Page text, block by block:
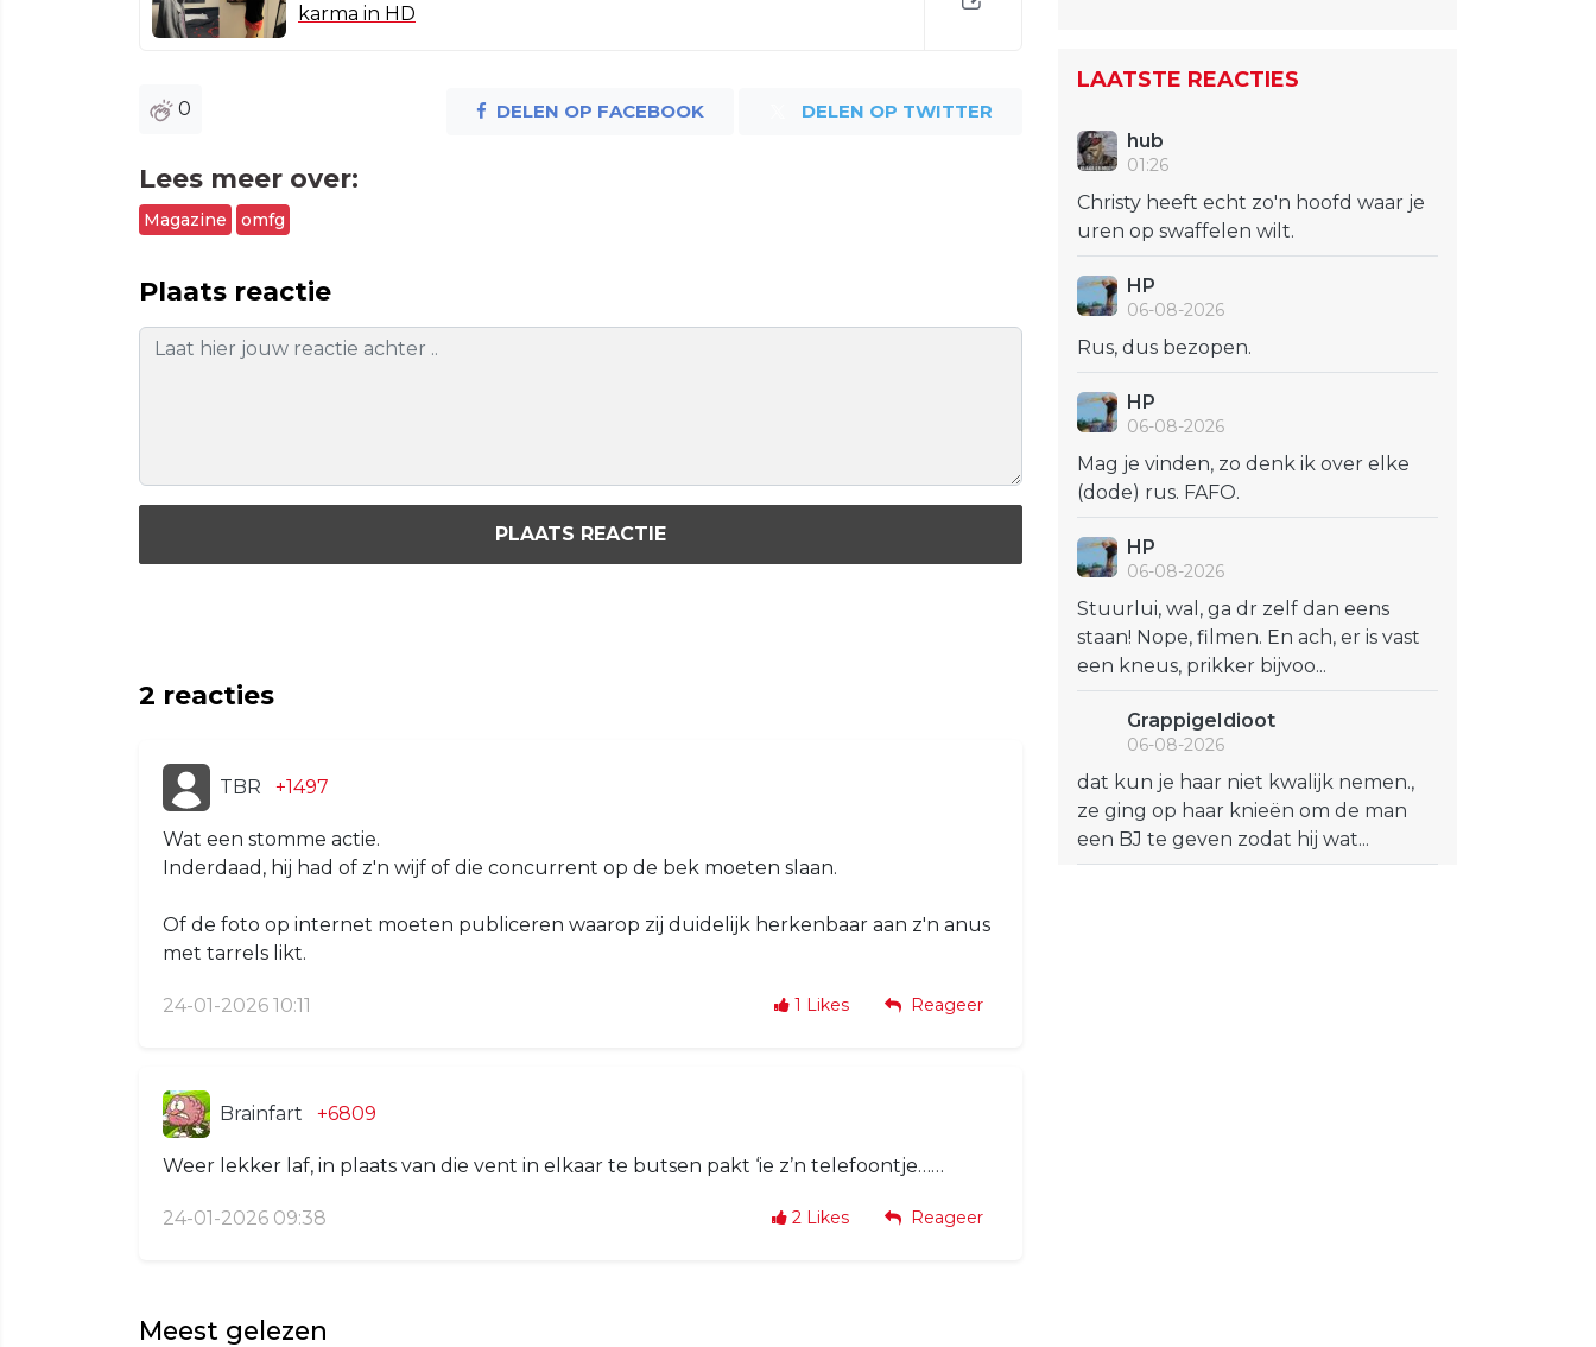
karma in HD
0 DELEN OP FACEBOOK DELEN OP TWITTER
Lees meer over:
Magazine omfg
Plaats reactie
PLAATS REACTIE
2 reacties
TBR +1497
Wat een stomme actie.
Inderdaad, hij had of z'n wijf of die concurrent op de bek moeten slaan.
Of de foto op internet moeten publiceren waarop zij duidelijk herkenbaar aan z'n anus
met tarrels likt.
24-01-2026 10:11 1 Likes Reageer
Brainfart +6809
Weer lekker laf, in plaats van die vent in elkaar te butsen pakt ‘ie z’n telefoontje……
24-01-2026 09:38 2 Likes Reageer
Meest gelezen
LAATSTE REACTIES
hub
01:26
Christy heeft echt zo'n hoofd waar je
uren op swaffelen wilt.
HP
06-08-2026
Rus, dus bezopen.
HP
06-08-2026
Mag je vinden, zo denk ik over elke
(dode) rus. FAFO.
HP
06-08-2026
Stuurlui, wal, ga dr zelf dan eens
staan! Nope, filmen. En ach, er is vast
een kneus, prikker bijvoo...
GrappigeIdioot
06-08-2026
dat kun je haar niet kwalijk nemen.,
ze ging op haar knieën om de man
een BJ te geven zodat hij wat...